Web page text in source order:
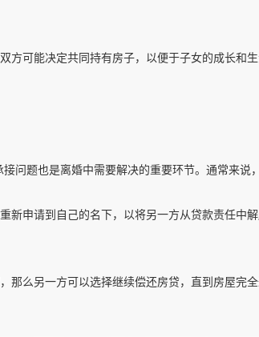
方可能决定共同持有房子，以便于子女的成长和
问题也是离婚中需要解决的重要环节。通常来说
新申请到自己的名下，以将另一方从贷款责任中
那么另一方可以选择继续偿还房贷，直到房屋完